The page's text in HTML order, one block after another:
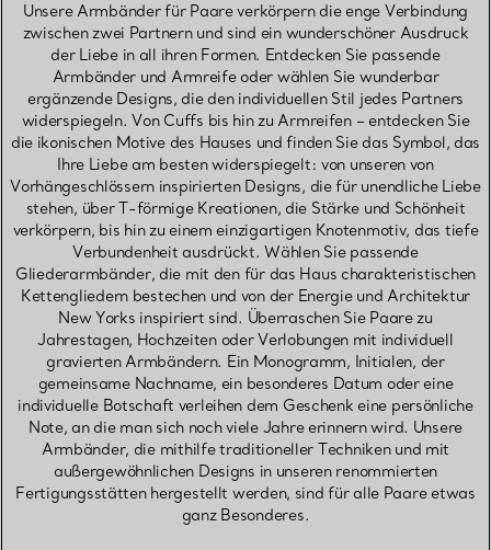
Unsere Armbänder für Paare verkörpern die enge Verbindung
zwischen zwei Partnern und sind ein wunderschöner Ausdruck
der Liebe in all ihren Formen. Entdecken Sie passende
Armbänder und Armreife oder wählen Sie wunderbar
ergänzende Designs, die den individuellen Stil jedes Partners
widerspiegeln. Von Cuffs bis hin zu Armreifen – entdecken Sie
die ikonischen Motive des Hauses und finden Sie das Symbol, das
Ihre Liebe am besten widerspiegelt: von unseren von
Vorhängeschlössern inspirierten Designs, die für unendliche Liebe
stehen, über T-förmige Kreationen, die Stärke und Schönheit
verkörpern, bis hin zu einem einzigartigen Knotenmotiv, das tiefe
Verbundenheit ausdrückt. Wählen Sie passende
Gliederarmbänder, die mit den für das Haus charakteristischen
Kettengliedern bestechen und von der Energie und Architektur
New Yorks inspiriert sind. Überraschen Sie Paare zu
Jahrestagen, Hochzeiten oder Verlobungen mit individuell
gravierten Armbändern. Ein Monogramm, Initialen, der
gemeinsame Nachname, ein besonderes Datum oder eine
individuelle Botschaft verleihen dem Geschenk eine persönliche
Note, an die man sich noch viele Jahre erinnern wird. Unsere
Armbänder, die mithilfe traditioneller Techniken und mit
außergewöhnlichen Designs in unseren renommierten
Fertigungsstätten hergestellt werden, sind für alle Paare etwas
ganz Besonderes.